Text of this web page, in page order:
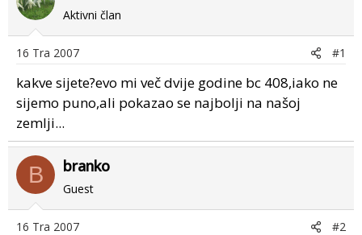
r
e
n
u
o
v
p
o
s
Aktivni član
16 Tra 2007 #1
kakve sijete?evo mi več dvije godine bc 408,iako ne
sijemo puno,ali pokazao se najbolji na našoj
zemlji...
B branko
Guest
16 Tra 2007 #2